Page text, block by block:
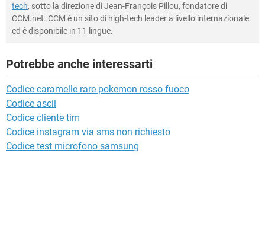
tech, sotto la direzione di Jean-François Pillou, fondatore di
CCM.net. CCM è un sito di high-tech leader a livello internazionale
ed è disponibile in 11 lingue.
Potrebbe anche interessarti
Codice caramelle rare pokemon rosso fuoco
Codice ascii
Codice cliente tim
Codice instagram via sms non richiesto
Codice test microfono samsung